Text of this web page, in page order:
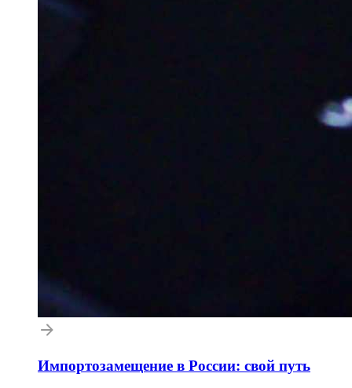
Импортозамещение в России: свой путь